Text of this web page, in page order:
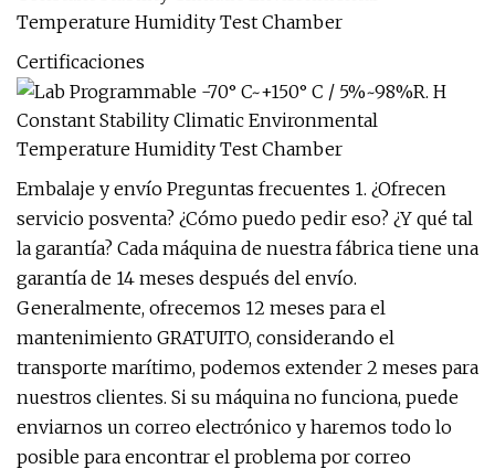
Certificaciones
Embalaje y envío Preguntas frecuentes 1. ¿Ofrecen
servicio posventa? ¿Cómo puedo pedir eso? ¿Y qué tal
la garantía? Cada máquina de nuestra fábrica tiene una
garantía de 14 meses después del envío.
Generalmente, ofrecemos 12 meses para el
mantenimiento GRATUITO, considerando el
transporte marítimo, podemos extender 2 meses para
nuestros clientes. Si su máquina no funciona, puede
enviarnos un correo electrónico y haremos todo lo
posible para encontrar el problema por correo